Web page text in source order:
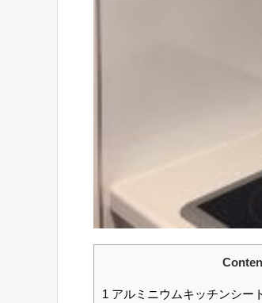
1 アルミニウムキッチンシー